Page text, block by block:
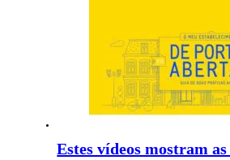
Estes vídeos mostram